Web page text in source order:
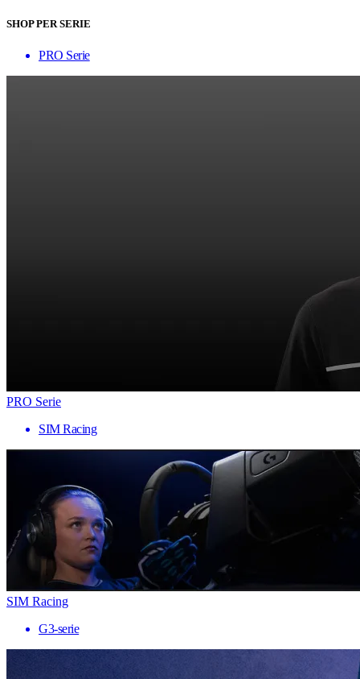
SHOP PER SERIE
PRO Serie
PRO Serie
SIM Racing
SIM Racing
G3-serie